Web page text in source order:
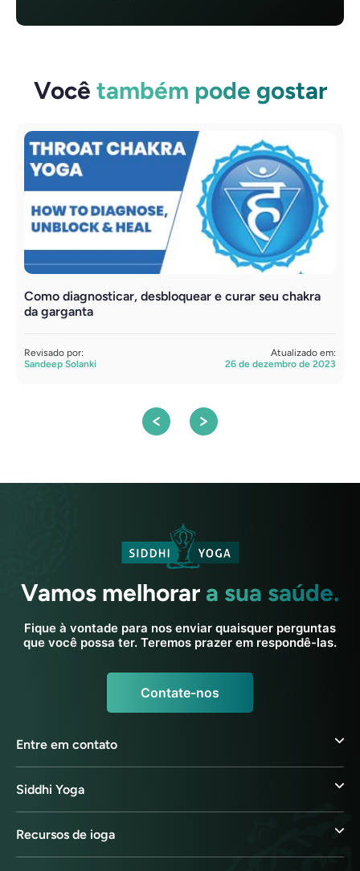
Você também pode gostar
Como diagnosticar, desbloquear e curar seu chakra
da garganta
Revisado por:
Sandeep Solanki
Atualizado em:
26 de dezembro de 2023
Vamos melhorar a sua saúde.
Fique à vontade para nos enviar quaisquer perguntas
que você possa ter. Teremos prazer em respondê-las.
Contate-nos
Entre em contato
Siddhi Yoga
Recursos de ioga